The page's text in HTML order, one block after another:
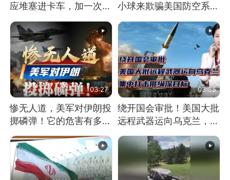
应堆塞进卡车，加一次燃
小球来欺骗美国防空系统
03:27
惨无人道，美军对伊朗投
掷磷弹！它的危害有多
大？
03:35
绕开国会审批！美国大批
远程武器运向乌克兰，集
中打击俄纵深目标